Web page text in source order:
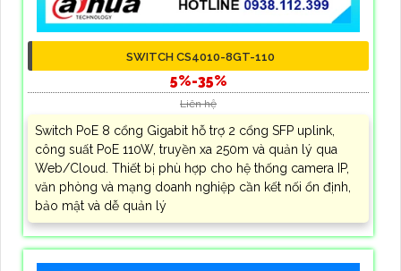
SWITCH CS4010-8GT-110
5%-35%
Liên hệ
Switch PoE 8 cổng Gigabit hỗ trợ 2 cổng SFP uplink,
công suất PoE 110W, truyền xa 250m và quản lý qua
Web/Cloud. Thiết bị phù hợp cho hệ thống camera IP,
văn phòng và mạng doanh nghiệp cần kết nối ổn định,
bảo mật và dễ quản lý